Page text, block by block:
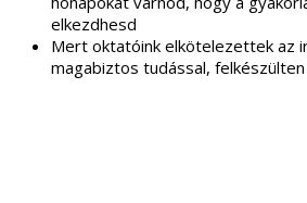
elkezdhesd
Mert oktatóink elkötelezettek az
magabiztos tudással,